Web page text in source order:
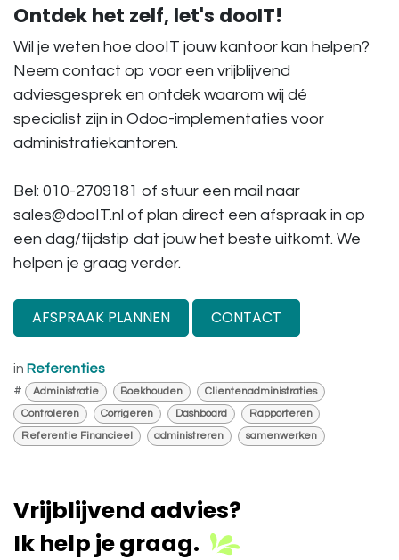
Ontdek het zelf, let's dooIT!
Wil je weten hoe dooIT jouw kantoor kan helpen?
Neem contact op voor een vrijblijvend
adviesgesprek en ontdek waarom wij dé
specialist zijn in Odoo-implementaties voor
administratiekantoren.
Bel: 010-2709181 of stuur een mail naar
sales@dooIT.nl of plan direct een afspraak in op
een dag/tijdstip dat jouw het beste uitkomt. We
helpen je graag verder.
AFSPRAAK PLANNEN CONTACT
in Referenties
#
Administratie Boekhouden
Clientenadministraties
Controleren
Corrigeren Dashboard
Rapporteren
Referentie Financieel
administreren samenwerken
Vrijblijvend advies?
Ik help je graag.